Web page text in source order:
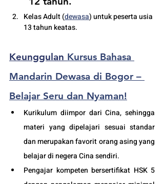
Kelas Adult (dewasa) untuk peserta usia
13 tahun keatas.
Keunggulan Kursus Bahasa
Mandarin Dewasa di Bogor –
Belajar Seru dan Nyaman!
Kurikulum diimpor dari Cina, sehingga
materi yang dipelajari sesuai standar
dan merupakan favorit orang asing yang
belajar di negera Cina sendiri.
Pengajar kompeten bersertifikat HSK 5